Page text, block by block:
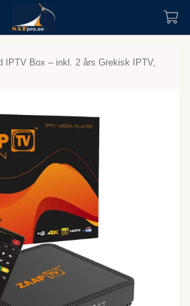
IPTV Box – inkl. 2 års Grekisk IPTV,